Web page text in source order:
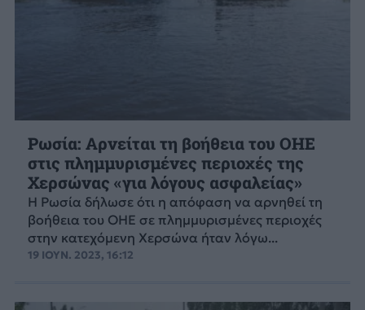
Ρωσία: Αρνείται τη βοήθεια του ΟΗΕ
στις πλημμυρισμένες περιοχές της
Χερσώνας «για λόγους ασφαλείας»
Η Ρωσία δήλωσε ότι η απόφαση να αρνηθεί τη
βοήθεια του ΟΗΕ σε πλημμυρισμένες περιοχές
στην κατεχόμενη Χερσώνα ήταν λόγω...
19 ΙΟΥΝ. 2023, 16:12